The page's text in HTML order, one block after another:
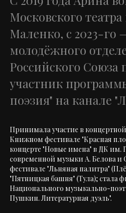
Московского
Маленко, с 2023-го
молодёжного
Российского Союза
участник
поэзия" на канале
Принимала участие в
Книжном фестивале "Красная
концерте "Новые имена" в ДК им.
современной музыки А. Белова и
фестивале "Льняная палитра"
"Пятницкая башня" (Тула); стала
Национального музыкально-
Пушкин. Литературная дуэль".